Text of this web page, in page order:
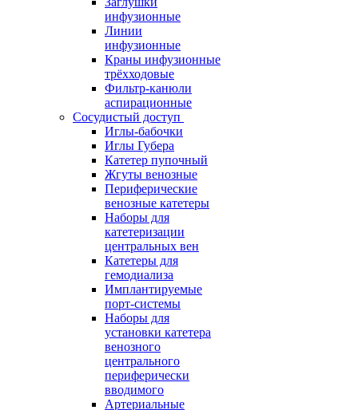
инфузионные
Линии
инфузионные
Краны инфузионные
трёхходовые
Фильтр-канюли
аспирационные
Сосудистый доступ
Иглы-бабочки
Иглы Губера
Катетер пупочный
Жгуты венозные
Периферические
венозные катетеры
Наборы для
катетеризации
центральных вен
Катетеры для
гемодиализа
Имплантируемые
порт‑системы
Наборы для
установки катетера
венозного
центрального
периферически
вводимого
Артериальные